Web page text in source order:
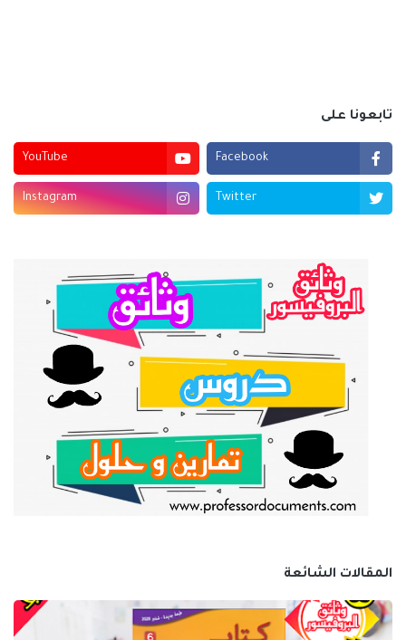
تابعونا على
Facebook
YouTube
Twitter
Instagram
المقالات الشائعة